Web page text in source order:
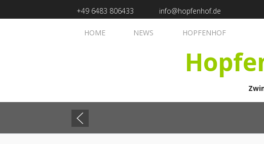
+49 6483 806433 info@hopfenhof.de
HOME NEWS HOPFENHOF